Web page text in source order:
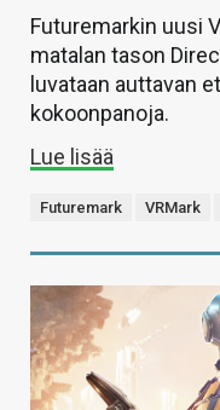
Futuremarkin uusi
matalan tason
luvataan auttavan
kokoonpanoja.
Lue lisää
Futuremark VRMark